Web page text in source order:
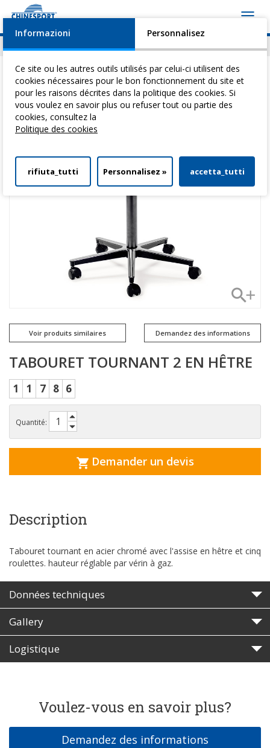
Actualités Evénements Video Download
Vous êtes ici: Home>Tables Pour ThéRapie>Tabourets> Tabouret
Tournant 2 En HêTre
Voir produits similaires Demandez des informations
TABOURET TOURNANT 2 EN HÊTRE
1 1 7 8 6
Quantité:
Demander un devis
Description
Tabouret tournant en acier chromé avec l'assise en hêtre et cinq
roulettes. hauteur réglable par vérin à gaz.
Données techniques
Gallery
Logistique
Voulez-vous en savoir plus?
Demandez des informations
Informazioni Personnalisez
Ce site ou les autres outils utilisés par celui-ci utilisent des
cookies nécessaires pour le bon fonctionnement du site et
pour les raisons décrites dans la politique des cookies. Si
vous voulez en savoir plus ou refuser tout ou partie des
cookies, consultez la
Politique des cookies
rifiuta_tutti Personnalisez » accetta_tutti